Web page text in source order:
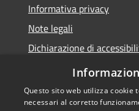
Informativa privacy
Note legali
Dichiarazione di
Meccanismo di Feedback
Questo sito web utilizza
necessari al corretto